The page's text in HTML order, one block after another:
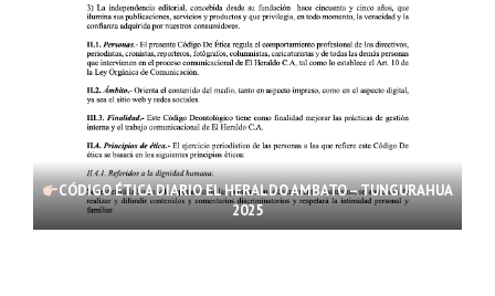
CÓDIGO ÉTICA DIARIO EL HERALDO AMBATO – TUNGURAHUA
2025